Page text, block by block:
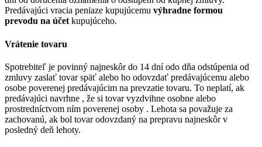
Predávajúci vracia peniaze kupujúcemu výhradne formou
prevodu na účetkupujúceho.
Vrátenie tovaru
Spotrebiteľ je povinný najneskôr do 14 dní odo dňa odstúpenia od
zmluvy zaslať tovar späť alebo ho odovzdať predávajúcemu alebo
osobe poverenej predávajúcim na prevzatie tovaru. To neplatí, ak
predávajúci navrhne , že si tovar vyzdvihne osobne alebo
prostredníctvom ním poverenej osoby . Lehota sa považuje za
zachovanú, ak bol tovar odovzdaný na prepravu najneskôr v
posledný deň lehoty.